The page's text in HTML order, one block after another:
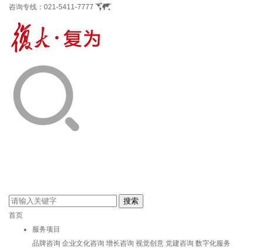
咨询专线： 021-5411-7777
首页
服务项目
品牌咨询 企业文化咨询 增长咨询 视觉创意 党建咨询 数字化服务